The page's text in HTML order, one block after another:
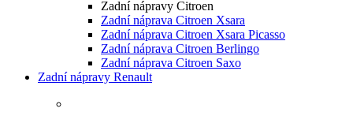
Zadní nápravy Citroen
Zadní náprava Citroen Xsara
Zadní náprava Citroen Xsara Picasso
Zadní náprava Citroen Berlingo
Zadní náprava Citroen Saxo
Zadní nápravy Renault